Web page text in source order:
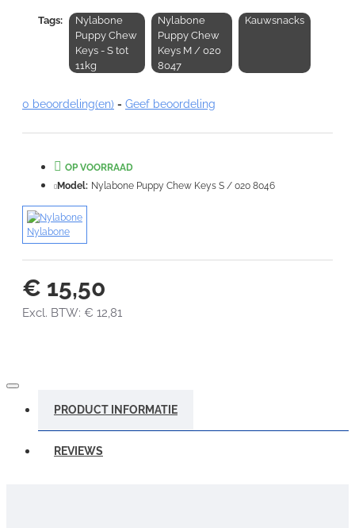
Opmerking:
Note:HTML-code wordt niet vertaald!
Slecht
Tags:
Nylabone
Puppy Chew
Keys - S tot
11kg
Nylabone
Puppy Chew
Keys M / 020
8047
Kauwsnacks
0 beoordeling(en) - Geef beoordeling
€ 15,50
Excl. BTW: € 12,81
OP VOORRAAD
Model: Nylabone Puppy Chew Keys S / 020 8046
Nylabone
PRODUCT INFORMATIE
REVIEWS